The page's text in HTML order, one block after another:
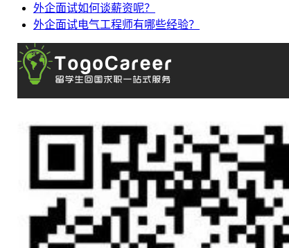
外企面试如何谈薪资呢？
外企面试电气工程师有哪些经验？